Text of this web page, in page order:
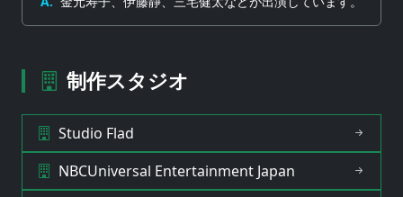
制作スタジオ
Studio Flad
NBCUniversal Entertainment Japan